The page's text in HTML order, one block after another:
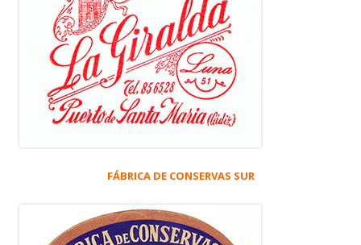
FÁBRICA DE CONSERVAS SUR